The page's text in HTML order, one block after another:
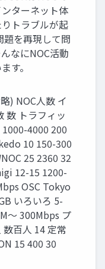
ターネット体
トラブルが起
題を再現して問
なにNOC活動
す。
) NOC人数 イ
数 トラフィッ
4000 200
10 150-300
25 2360 32
12-15 1200-
OSC Tokyo
いろいろ 5-
〜 300Mbps プ
数百人 14 定常
15 400 30